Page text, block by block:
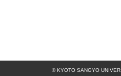
© KYOTO SANGYO